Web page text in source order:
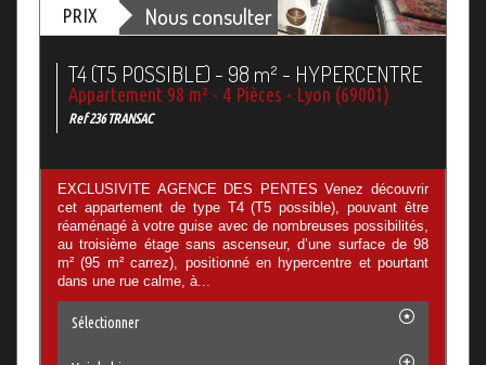
PRIX Nous consulter
T4 (T5 POSSIBLE) - 98 m² - HYPERCENTRE
Appartement 98 m² - 4 Pièces - Lyon (69001)
Ref 236 TRANSAC
EXCLUSIVITE AGENCE DES PENTES Venez découvrir
cet appartement de type T4 (T5 possible), pouvant être
réaménagé à votre guise avec de nombreuses possibilités,
au troisième étage sans ascenseur, d’une surface de 98
m² (95 m² carrez), positionné en hypercentre et pourtant
dans une rue calme, à...
Sélectionner